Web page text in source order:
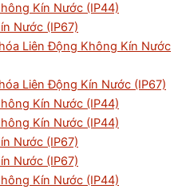
Kín Nước (IP44)
Nước (IP67)
Liên Động Không Kín Nước
Liên Động Kín Nước (IP67)
Kín Nước (IP44)
Kín Nước (IP44)
Nước (IP67)
Nước (IP67)
Kín Nước (IP44)